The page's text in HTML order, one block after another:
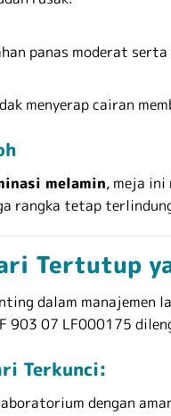
panas moderat
menyerap cairan
melamin, meja
rangka tetap
Tertutup
dalam
903 07 LF000175
Terkunci:
dengan